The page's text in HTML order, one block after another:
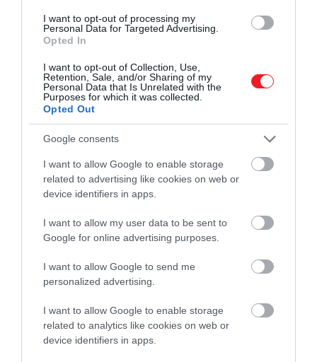
I want to opt-out of processing my
Personal Data for Targeted Advertising.
Opted In
I want to opt-out of Collection, Use,
Retention, Sale, and/or Sharing of my
Personal Data that Is Unrelated with the
Purposes for which it was collected.
Opted Out
Google consents
I want to allow Google to enable storage
related to advertising like cookies on web or
device identifiers in apps.
I want to allow my user data to be sent to
Google for online advertising purposes.
I want to allow Google to send me
personalized advertising.
I want to allow Google to enable storage
related to analytics like cookies on web or
device identifiers in apps.
Mandalóri-sorozat eseményeit követi majd. Grogu
(„a bébi Yoda”) és Din Djarin új kalandokba
ellenfelekkel találkoznak.
Ez is érdekelhet!
Lassan 50 éve piszkálják Mark Hamillt a
Star Wars egyik legidétlenebb mondata
miatt
Star Wars: Starfightercímű filmet pedig majd